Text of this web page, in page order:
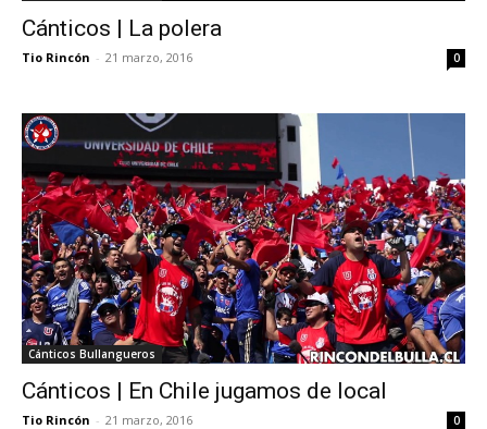
Cánticos | La polera
Tio Rincón - 21 marzo, 2016 0
Cánticos Bullangueros
Cánticos | En Chile jugamos de local
Tio Rincón - 21 marzo, 2016 0